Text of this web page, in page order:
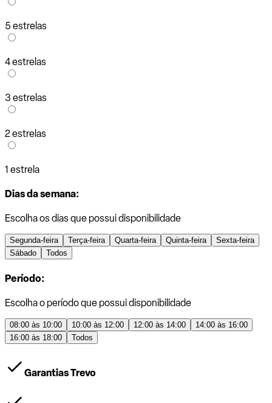
5 estrelas
4 estrelas
3 estrelas
2 estrelas
1 estrela
Dias da semana:
Escolha os dias que possui disponibilidade
Segunda-feira Terça-feira Quarta-feira Quinta-feira
Sexta-feira
Sábado
Todos
Período:
Escolha o período que possui disponibilidade
08:00 às 10:00 10:00 às 12:00 12:00 às 14:00
14:00 às 16:00
16:00 às 18:00
Todos
Garantias Trevo